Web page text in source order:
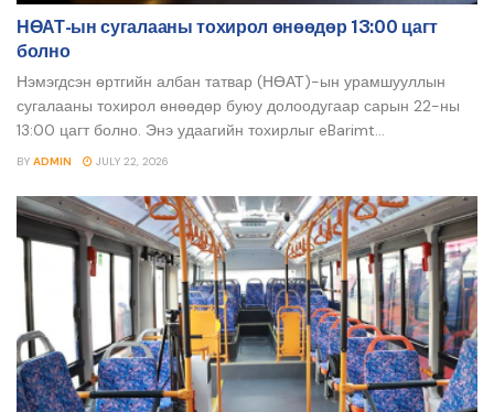
НӨАТ-ын сугалааны тохирол өнөөдөр 13:00 цагт
болно
Нэмэгдсэн өртгийн албан татвар (НӨАТ)-ын урамшууллын
сугалааны тохирол өнөөдөр буюу долоодугаар сарын 22-ны
13:00 цагт болно. Энэ удаагийн тохирлыг eBarimt...
BY ADMIN JULY 22, 2026